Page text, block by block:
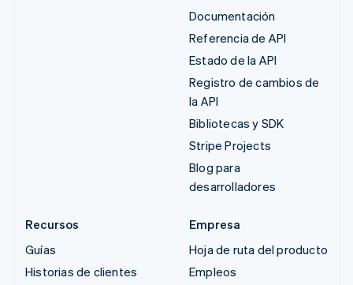
Documentación
Referencia de API
Estado de la API
Registro de cambios de
la API
Bibliotecas y SDK
Stripe Projects
Blog para
desarrolladores
Recursos
Guías
Historias de clientes
Empresa
Hoja de ruta del producto
Empleos